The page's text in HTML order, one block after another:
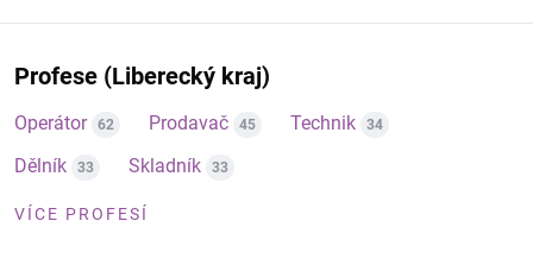
Profese (Liberecký kraj)
Operátor 62 Prodavač 45 Technik 34
Dělník 33 Skladník 33
VÍCE PROFESÍ